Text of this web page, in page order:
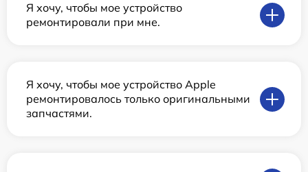
Я хочу, чтобы мое устройство
ремонтировали при мне.
Я хочу, чтобы мое устройство Apple
ремонтировалось только оригинальными
запчастями.